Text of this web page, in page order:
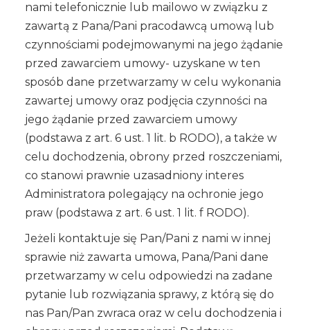
nami telefonicznie lub mailowo w związku z
zawartą z Pana/Pani pracodawcą umową lub
czynnościami podejmowanymi na jego żądanie
przed zawarciem umowy- uzyskane w ten
sposób dane przetwarzamy w celu wykonania
zawartej umowy oraz podjęcia czynności na
jego żądanie przed zawarciem umowy
(podstawa z art. 6 ust. 1 lit. b RODO), a także w
celu dochodzenia, obrony przed roszczeniami,
co stanowi prawnie uzasadniony interes
Administratora polegający na ochronie jego
praw (podstawa z art. 6 ust. 1 lit. f RODO).
Jeżeli kontaktuje się Pan/Pani z nami w innej
sprawie niż zawarta umowa, Pana/Pani dane
przetwarzamy w celu odpowiedzi na zadane
pytanie lub rozwiązania sprawy, z którą się do
nas Pan/Pan zwraca oraz w celu dochodzenia i